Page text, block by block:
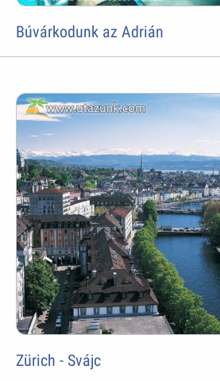
Búvárkodunk az Adrián
Zürich - Svájc